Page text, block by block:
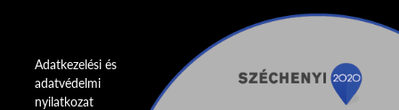
Adatkezelési és
adatvédelmi
nyilatkozat